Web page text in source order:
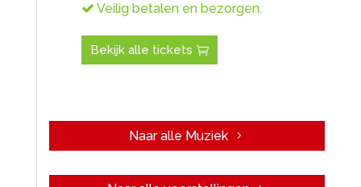
Veilig betalen en bezorgen.
Bekijk alle tickets
Naar alle Muziek